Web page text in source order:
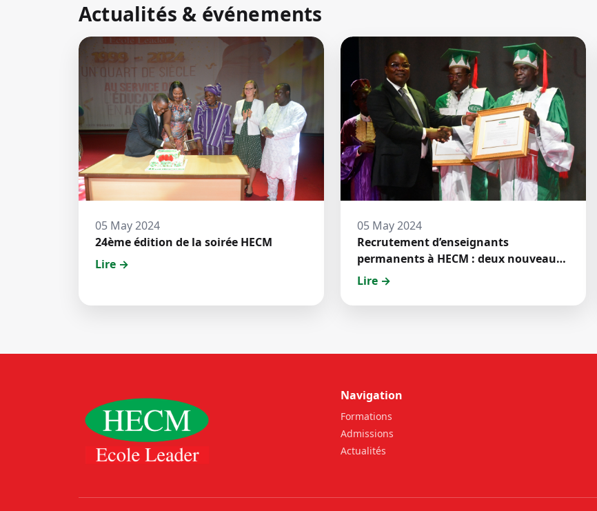
Actualités & événements
05 May 2024
24ème édition de la soirée HECM
Lire →
05 May 2024
Recrutement d’enseignants
permanents à HECM : deux nouveaux
jeunes docteurs ont prêté́ serment
Lire →
Navigation
Formations
Admissions
Actualités